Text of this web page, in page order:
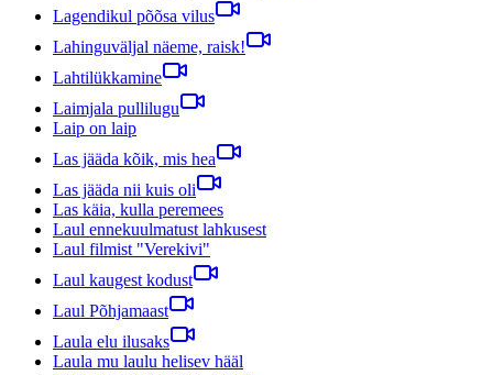
Lagendikul põõsa vilus
Lahinguväljal näeme, raisk!
Lahtilükkamine
Laimjala pullilugu
Laip on laip
Las jääda kõik, mis hea
Las jääda nii kuis oli
Las käia, kulla peremees
Laul ennekuulmatust lahkusest
Laul filmist "Verekivi"
Laul kaugest kodust
Laul Põhjamaast
Laula elu ilusaks
Laula mu laulu helisev hääl